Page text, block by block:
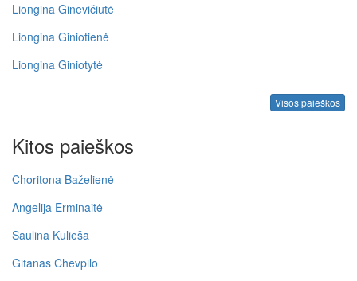
Liongina Ginevičiūtė
Liongina Giniotienė
Liongina Giniotytė
Visos paieškos
Kitos paieškos
Choritona Baželienė
Angelija Erminaitė
Saulina Kulieša
Gitanas Chevpilo